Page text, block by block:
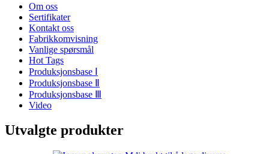
Om oss
Sertifikater
Kontakt oss
Fabrikkomvisning
Vanlige spørsmål
Hot Tags
Produksjonsbase Ⅰ
Produksjonsbase Ⅱ
Produksjonsbase Ⅲ
Video
Utvalgte produkter